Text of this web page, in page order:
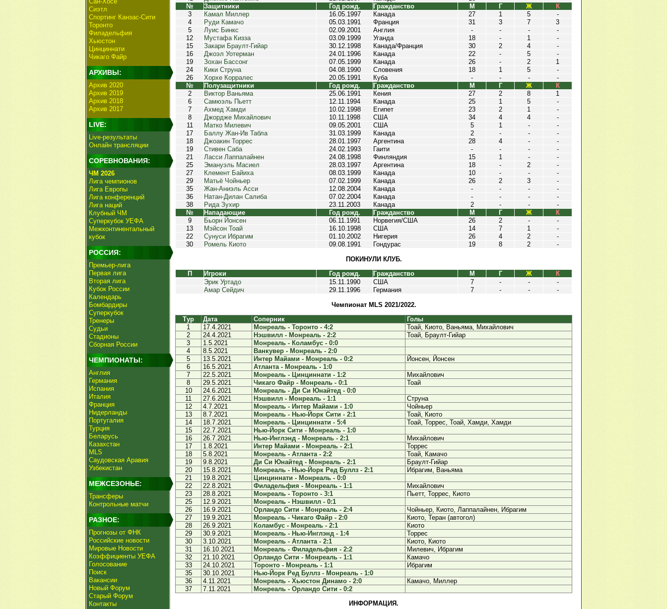
Сиэтл
Спортинг Канзас-Сити
Торонто
Филадельфия
Хьюстон
Цинциннати
Чикаго Файр
АРХИВЫ:
Архив 2020
Архив 2019
Архив 2018
Архив 2017
LIVE:
Live-результаты
Онлайн трансляции
СОРЕВНОВАНИЯ:
ЧМ 2026
Лига чемпионов
Лига Европы
Лига конференций
Лига наций
Клубный ЧМ
Суперкубок УЕФА
Межконтинентальный
кубок
РОССИЯ:
Премьер-лига
Первая лига
Вторая лига
Кубок России
Календарь
Бомбардиры
Суперкубок
Тренеры
Судьи
Стадионы
Сборная России
ЧЕМПИОНАТЫ:
Англия
Германия
Испания
Италия
Франция
Нидерланды
Португалия
Турция
Беларусь
Казахстан
MLS
Саудовская Аравия
Узбекистан
МЕЖСЕЗОНЬЕ:
Трансферы
Контрольные матчи
РАЗНОЕ:
Прогнозы от ФНК
Российские новости
Мировые Новости
Коэффициенты УЕФА
Голосование
Поиск
Вакансии
Новый Форум
Старый Форум
Контакты
№
Защитники Год рожд. Гражданство М Г Ж
К
3
Камал Миллер 16.05.1997 Канада 27 1 5
-
4
Руди Камачо 05.03.1991 Франция 31 3 7
3
5
Луис Бинкс 02.09.2001 Англия - - -
-
12
Мустафа Кизза 03.09.1999 Уганда 18 - 1
-
15
Закари Браулт-Гийар 30.12.1998 Канада/Франция 30 2 4
-
16
Джоэл Уотерман 24.01.1996 Канада 22 - 5
-
19
Зохан Бассонг 07.05.1999 Канада 26 - 2
1
24
Кики Струна 04.08.1990 Словения 18 1 5
-
26
Хорхе Корралес 20.05.1991 Куба - - -
-
№
Полузащитники Год рожд. Гражданство М Г Ж
К
2
Виктор Ваньяма 25.06.1991 Кения 27 2 8
1
6
Самюэль Пьетт 12.11.1994 Канада 25 1 5
-
7
Ахмед Хамди 10.02.1998 Египет 23 2 1
-
8
Джордже Михайлович 10.11.1998 США 34 4 4
-
11
Матко Милевич 09.05.2001 США 5 1 -
-
17
Баллу Жан-Ив Табла 31.03.1999 Канада 2 - -
-
18
Джоакин Торрес 28.01.1997 Аргентина 28 4 -
-
19
Стивен Саба 24.02.1993 Гаити - - -
-
21
Ласси Лаппалайнен 24.08.1998 Финляндия 15 1 -
-
25
Эмануэль Масиел 28.03.1997 Аргентина 18 - 2
-
27
Клемент Байиха 08.03.1999 Канада 10 - -
-
29
Матьё Чойньер 07.02.1999 Канада 26 2 3
-
35
Жан-Аниэль Асси 12.08.2004 Канада - - -
-
36
Натан-Дилан Салиба 07.02.2004 Канада - - -
-
38
Рида Зухир 23.11.2003 Канада 2 - -
-
№
Нападающие Год рожд. Гражданство М Г Ж
К
9
Бьорн Йонсен 06.11.1991 Норвегия/США 26 2 -
-
13
Мэйсон Тоай 16.10.1998 США 14 7 1
-
22
Сунуси Ибрагим 01.10.2002 Нигерия 26 4 2
-
30
Ромель Киото 09.08.1991 Гондурас 19 8 2
-
ПОКИНУЛИ КЛУБ.
П
Игроки Год рожд. Гражданство М Г Ж
К
Эрик Уртадо
15.11.1990 США 7 - -
-
Амар Сейдич
29.11.1996 Германия 7 - -
-
Чемпионат MLS 2021/2022.
Тур
Дата Соперник
Голы
1
17.4.2021 Монреаль - Торонто - 4:2
Тоай, Киото, Ваньяма, Михайлович
2
24.4.2021 Нэшвилл - Монреаль - 2:2
Тоай, Браулт-Гийар
3
1.5.2021
Монреаль - Коламбус - 0:0
4
8.5.2021
Ванкувер - Монреаль - 2:0
5
13.5.2021 Интер Майами - Монреаль - 0:2
Йонсен, Йонсен
6
16.5.2021
Атланта - Монреаль - 1:0
7
22.5.2021 Монреаль - Цинциннати - 1:2
Михайлович
8
29.5.2021 Чикаго Файр - Монреаль - 0:1
Тоай
10
24.6.2021
Монреаль - Ди Си Юнайтед - 0:0
11
27.6.2021 Нэшвилл - Монреаль - 1:1
Струна
12
4.7.2021 Монреаль - Интер Майами - 1:0
Чойньер
13
8.7.2021 Монреаль - Нью-Йорк Сити - 2:1
Тоай, Киото
14
18.7.2021 Монреаль - Цинциннати - 5:4
Тоай, Торрес, Тоай, Хамди, Хамди
15
22.7.2021
Нью-Йорк Сити - Монреаль - 1:0
16
26.7.2021 Нью-Инглэнд - Монреаль - 2:1
Михайлович
17
1.8.2021 Интер Майами - Монреаль - 2:1
Торрес
18
5.8.2021 Монреаль - Атланта - 2:2
Тоай, Камачо
19
9.8.2021 Ди Си Юнайтед - Монреаль - 2:1
Браулт-Гийар
20
15.8.2021 Монреаль - Нью-Йорк Ред Буллз - 2:1
Ибрагим, Ваньяма
21
19.8.2021
Цинциннати - Монреаль - 0:0
22
22.8.2021 Филадельфия - Монреаль - 1:1
Михайлович
23
28.8.2021 Монреаль - Торонто - 3:1
Пьетт, Торрес, Киото
25
12.9.2021
Монреаль - Нэшвилл - 0:1
26
16.9.2021 Орландо Сити - Монреаль - 2:4
Чойньер, Киото, Лаппалайнен, Ибрагим
27
19.9.2021 Монреаль - Чикаго Файр - 2:0
Киото, Теран (автогол)
28
26.9.2021 Коламбус - Монреаль - 2:1
Киото
29
30.9.2021 Монреаль - Нью-Инглэнд - 1:4
Торрес
30
3.10.2021 Монреаль - Атланта - 2:1
Киото, Киото
31
16.10.2021 Монреаль - Филадельфия - 2:2
Милевич, Ибрагим
32
21.10.2021 Орландо Сити - Монреаль - 1:1
Камачо
33
24.10.2021 Торонто - Монреаль - 1:1
Ибрагим
35
30.10.2021
Нью-Йорк Ред Буллз - Монреаль - 1:0
36
4.11.2021 Монреаль - Хьюстон Динамо - 2:0
Камачо, Миллер
37
7.11.2021
Монреаль - Орландо Сити - 0:2
ИНФОРМАЦИЯ.